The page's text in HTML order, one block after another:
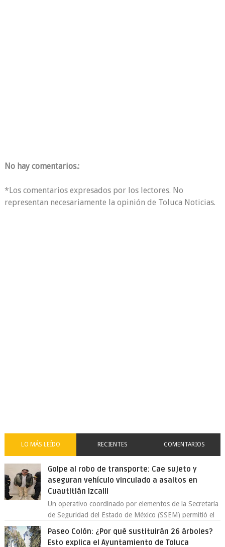
No hay comentarios.:
*Los comentarios expresados por los lectores. No
representan necesariamente la opinión de Toluca Noticias.
LO MÁS LEÍDO RECIENTES COMENTARIOS
Golpe al robo de transporte: Cae sujeto y
aseguran vehículo vinculado a asaltos en
Cuautitlán Izcalli
Un operativo coordinado por elementos de la Secretaría
de Seguridad del Estado de México (SSEM) permitió el
Paseo Colón: ¿Por qué sustituirán 26 árboles?
Esto explica el Ayuntamiento de Toluca